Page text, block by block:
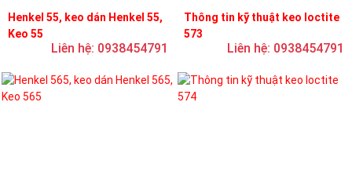
Henkel 55, keo dán Henkel 55,
Keo 55
Liên hệ: 0938454791
Thông tin kỹ thuật keo loctite
573
Liên hệ: 0938454791